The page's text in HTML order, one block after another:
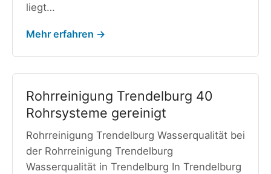
liegt…
Mehr erfahren →
Rohrreinigung Trendelburg 40
Rohrsysteme gereinigt
Rohrreinigung Trendelburg Wasserqualität bei
der Rohrreinigung Trendelburg
Wasserqualität in Trendelburg In Trendelburg